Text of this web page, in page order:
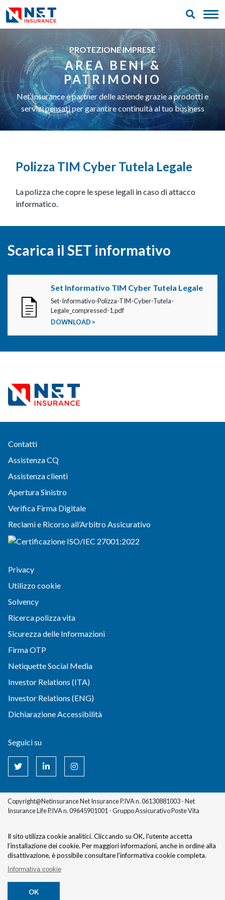
PROTEZIONE IMPRESE
AREA BENI &
PATRIMONIO
Net Insurance è partner delle aziende grazie a prodotti e
servizi pensati per garantire continuità al tuo business
Polizza TIM Cyber Tutela Legale
La polizza che copre le spese legali in caso di attacco
informatico.
Scarica il SET informativo
Set Informativo TIM Cyber Tutela Legale
Set-Informativo-Polizza-TIM-Cyber-Tutela-
Legale_compressed-1.pdf
DOWNLOAD >
Contatti
Assistenza CQ
Assistenza clienti
Apertura Sinistro
Verifica Firma Digitale
Reclami e Ricorso all’Arbitro Assicurativo
Privacy
Utilizzo cookie
Solvency
Ricerca polizza vita
Sicurezza delle Informazioni
Firma OTP
Netiquette Social Media
Investor Relations (ITA)
Investor Relations (ENG)
Dichiarazione Accessibilità
Seguici su
Copyright@Netinsurance Net Insurance P.IVA n. 06130881003 - Net
Insurance Life P.IVA n. 09645901001 - Gruppo Assicurativo Poste Vita
Il sito utilizza cookie analitici. Cliccando su OK, l'utente accetta
l’installazione dei cookie. Per maggiori informazioni, anche in ordine alla
disattivazione, è possibile consultare l'informativa cookie completa.
Informativa cookie
OK